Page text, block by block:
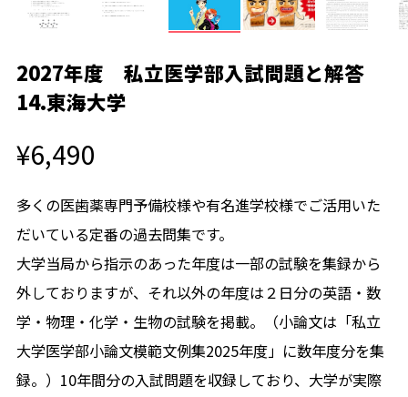
2027年度 私立医学部入試問題と解答
14.東海大学
¥6,490
多くの医歯薬専門予備校様や有名進学校様でご活用いた
だいている定番の過去問集です。
大学当局から指示のあった年度は一部の試験を集録から
外しておりますが、それ以外の年度は２日分の英語・数
学・物理・化学・生物の試験を掲載。（小論文は「私立
大学医学部小論文模範文例集2025年度」に数年度分を集
録。）10年間分の入試問題を収録しており、大学が実際